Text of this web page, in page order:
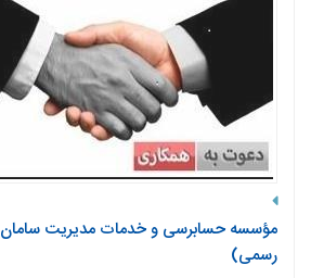
مؤسسه حسابرسی و خدمات مدیریت سامان
رسمی)